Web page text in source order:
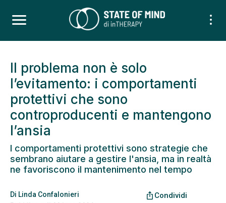
Il problema non è solo
l’evitamento: i comportamenti
protettivi che sono
controproducenti e mantengono
l’ansia
I comportamenti protettivi sono strategie che
sembrano aiutare a gestire l'ansia, ma in realtà
ne favoriscono il mantenimento nel tempo
Di Linda Confalonieri
ios_share Condividi